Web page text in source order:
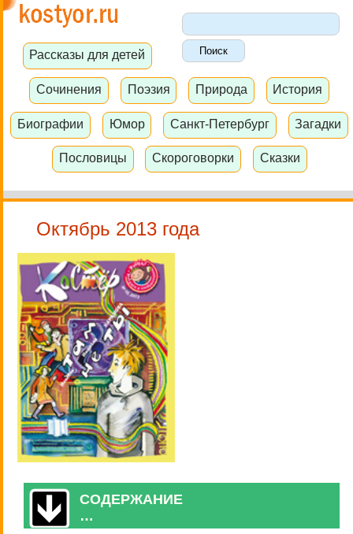
Рассказы для детей
Сочинения Поэзия Природа История
Биографии Юмор Санкт-Петербург Загадки
Пословицы Скороговорки Сказки
Октябрь 2013 года
СОДЕРЖАНИЕ
…